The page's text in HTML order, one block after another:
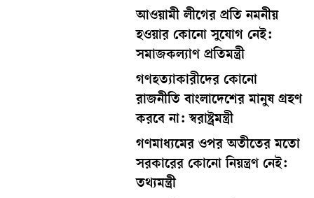
আওয়ামী লীগের প্রতি নমনীয়
হওয়ার কোনো সুযোগ নেই:
সমাজকল্যাণ প্রতিমন্ত্রী
গণহত্যাকারীদের কোনো
রাজনীতি বাংলাদেশের মানুষ গ্রহণ
করবে না: স্বরাষ্ট্রমন্ত্রী
গণমাধ্যমের ওপর অতীতের মতো
সরকারের কোনো নিয়ন্ত্রণ নেই:
তথ্যমন্ত্রী